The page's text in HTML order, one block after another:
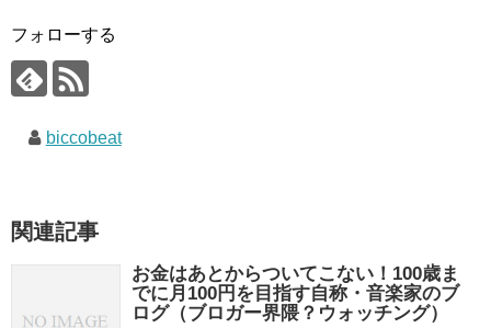
フォローする
biccobeat
関連記事
お金はあとからついてこない！100歳ま
でに月100円を目指す自称・音楽家のブ
ログ（ブロガー界隈？ウォッチング）